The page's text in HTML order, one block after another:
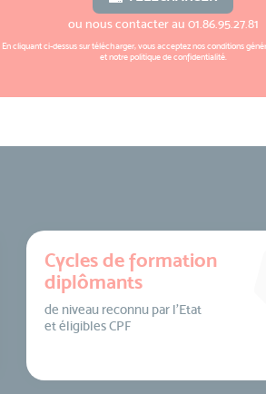
ou nous contacter au 01.86.95.27.81
En cliquant ci-dessus sur télécharger, vous acceptez nosconditions
et notrepolitique de confidentialité.
Cycles de formation
diplômants
de niveau reconnu par l’Etat
et éligibles CPF